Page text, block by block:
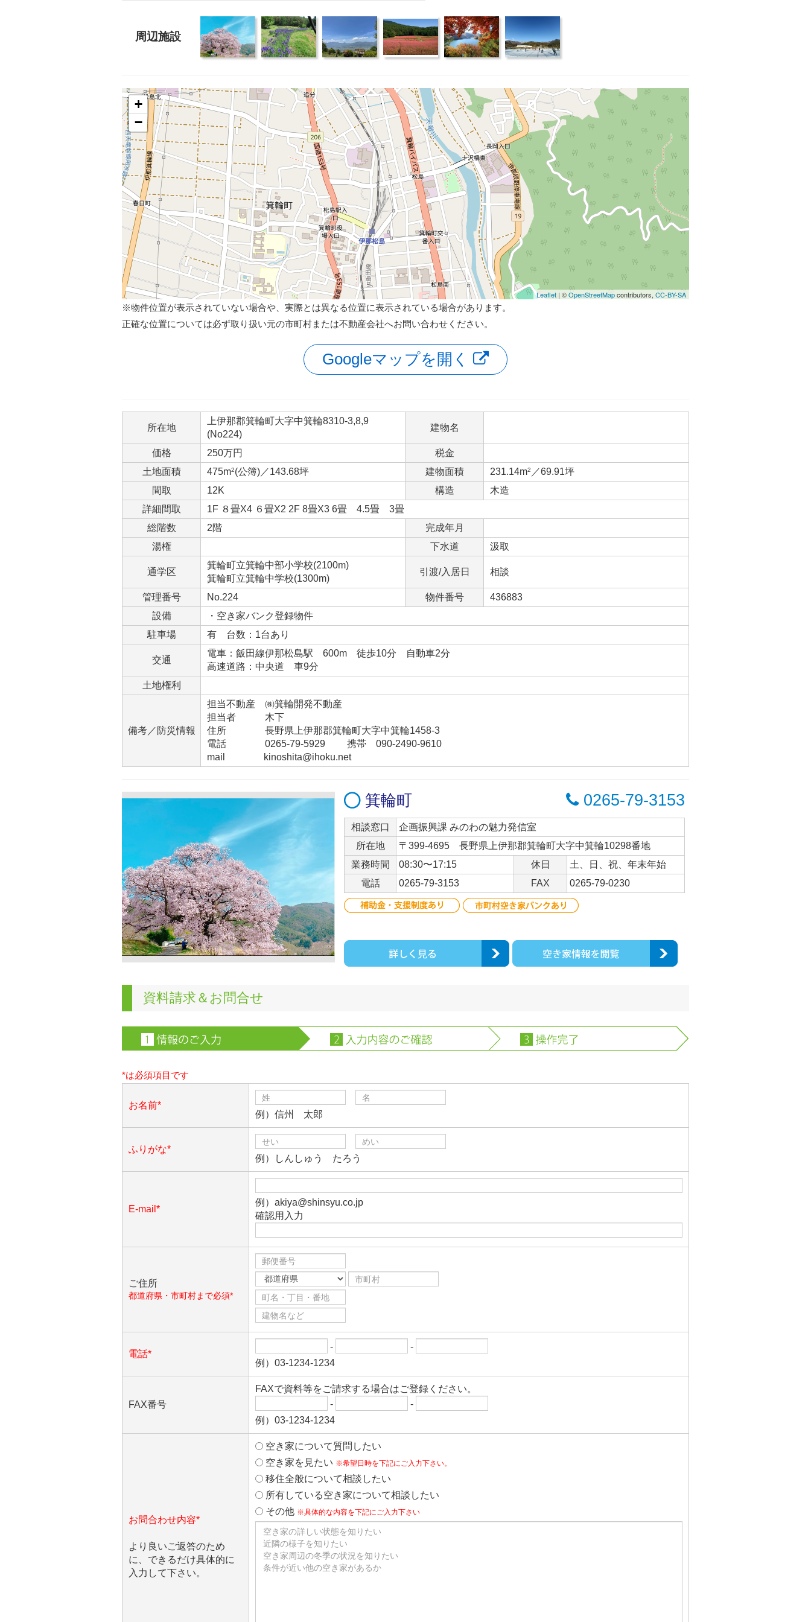
周辺施設
+
−
Leaflet | ©OpenStreetMapcontributors, CC-BY-SA
※物件位置が表示されていない場合や、実際とは異なる位置に表示されている場合があります。
正確な位置については必ず取り扱い元の市町村または不動産会社へお問い合わせください。
Googleマップを開く
所在地
上伊那郡箕輪町大字中箕輪8310-3,8,9
(No224)
建物名
価格 250万円
税金
土地面積
475m2(公簿)／143.68坪 建物面積 231.14m2 ／69.91坪
間取
12K 構造
木造
詳細間取
1F ８畳X4 ６畳X2 2F 8畳X3 6畳 4.5畳 3畳
総階数
2階
完成年月
湯権
下水道 汲取
通学区
箕輪町立箕輪中部小学校(2100m)
箕輪町立箕輪中学校(1300m)
引渡/入居日 相談
管理番号 No.224 物件番号
436883
設備
・空き家バンク登録物件
駐車場
有 台数：1台あり
交通
電車：飯田線伊那松島駅 600m 徒歩10分 自動車2分
高速道路：中央道 車9分
土地権利
備考／防災情報
担当不動産 ㈱箕輪開発不動産
担当者 木下
住所 長野県上伊那郡箕輪町大字中箕輪1458-3
電話 0265-79-5929 携帯 090-2490-9610
mail kinoshita@ihoku.net
箕輪町 0265-79-3153
相談窓口
企画振興課 みのわの魅力発信室
所在地
〒399-4695 長野県上伊那郡箕輪町大字中箕輪10298番地
業務時間
08:30〜17:15 休日
土、日、祝、年末年始
電話
0265-79-3153 FAX 0265-79-0230
資料請求＆お問合せ
*は必須項目です
お名前*
例）信州 太郎
ふりがな*
例）しんしゅう たろう
E-mail*
例）akiya@shinsyu.co.jp
確認用入力
ご住所
都道府県・市町村まで必須*
電話*
-
-
例）03-1234-1234
FAX番号
FAXで資料等をご請求する場合はご登録ください。
-
-
例）03-1234-1234
お問合わせ内容*
より良いご返答のため
に、できるだけ具体的に
入力して下さい。
空き家について質問したい
空き家を見たい ※希望日時を下記にご入力下さい。
移住全般について相談したい
所有している空き家について相談したい
その他 ※具体的な内容を下記にご入力下さい